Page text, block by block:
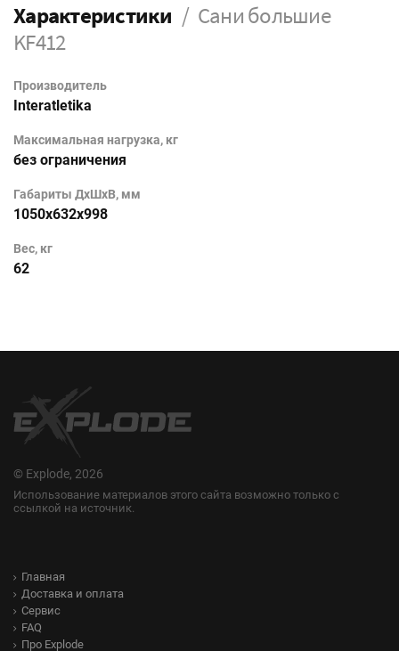
Характеристики
Сани большие
KF412
Производитель
Interatletika
Максимальная нагрузка, кг
без ограничения
Габариты ДхШхВ, мм
1050x632x998
Вес, кг
62
© Explode, 2026
Использование материалов этого сайта возможно только с
ссылкой на источник.
Главная
Доставка и оплата
Сервис
FAQ
Про Explode